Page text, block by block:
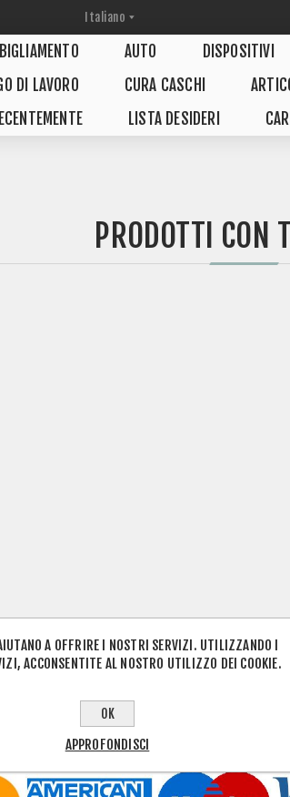
AUTO DISPOSITIVI
DI LAVORO CURA CASCHI
LISTA DESIDERI
PRODOTTI CON
A OFFRIRE I NOSTRI SERVIZI. UTILIZZANDO I
ACCONSENTITE AL NOSTRO UTILIZZO DEI COOKIE.
OK
APPROFONDISCI